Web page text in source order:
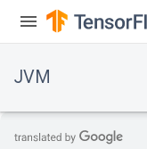
JVM